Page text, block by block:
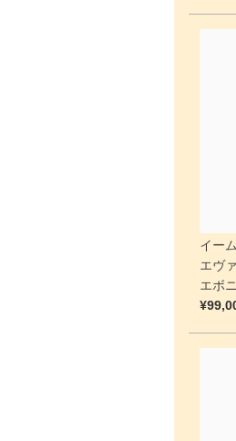
イー
エヴ
エボ
¥